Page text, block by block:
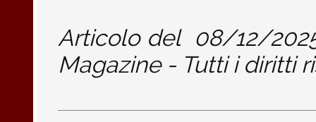
Articolo del 08/12/
Magazine - Tutti i diritti